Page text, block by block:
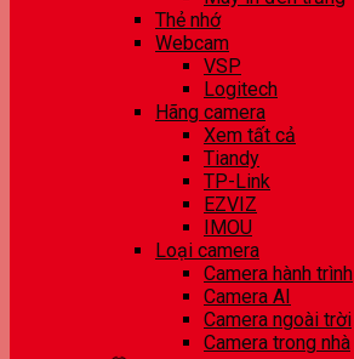
Thẻ nhớ
Webcam
VSP
Logitech
Hãng camera
Xem tất cả
Tiandy
TP-Link
EZVIZ
IMOU
Loại camera
Camera hành trình
Camera AI
Camera ngoài trời
Camera trong nhà